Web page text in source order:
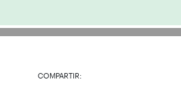
COMPARTIR: